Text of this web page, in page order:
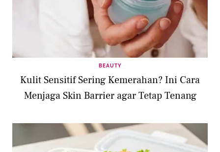
BEAUTY
Kulit Sensitif Sering Kemerahan? Ini Cara
Menjaga Skin Barrier agar Tetap Tenang